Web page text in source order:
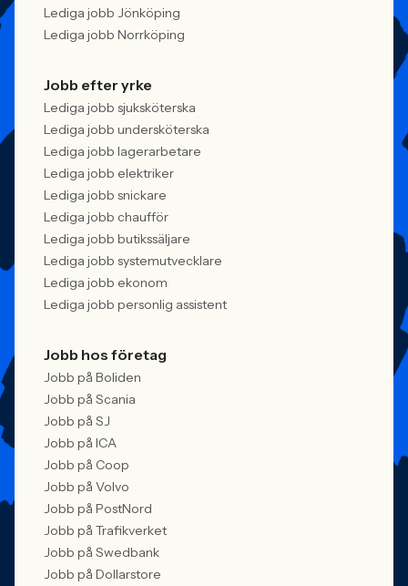
Lediga jobb Jönköping
Lediga jobb Norrköping
Jobb efter yrke
Lediga jobb sjuksköterska
Lediga jobb undersköterska
Lediga jobb lagerarbetare
Lediga jobb elektriker
Lediga jobb snickare
Lediga jobb chaufför
Lediga jobb butikssäljare
Lediga jobb systemutvecklare
Lediga jobb ekonom
Lediga jobb personlig assistent
Jobb hos företag
Jobb på Boliden
Jobb på Scania
Jobb på SJ
Jobb på ICA
Jobb på Coop
Jobb på Volvo
Jobb på PostNord
Jobb på Trafikverket
Jobb på Swedbank
Jobb på Dollarstore